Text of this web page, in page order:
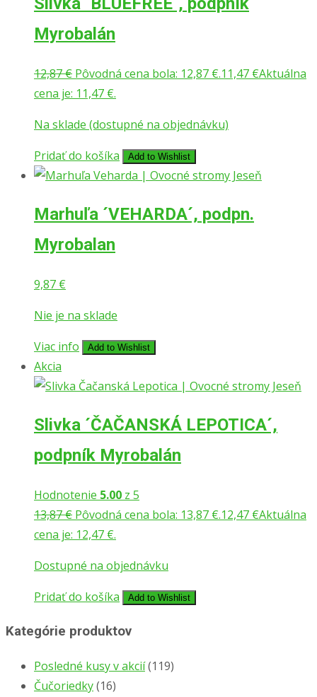
Myrobalán
12,87€ Pôvodná cena bola: 12,87 €.11,47 €Aktuálna
cena je: 11,47 €.
Na sklade (dostupné na objednávku)
Pridať do košíka
Add to Wishlist
Marhuľa ´VEHARDA´, podpn.
Myrobalan
9,87 €
Nie je na sklade
Viac info
Add to Wishlist
Akcia
Slivka ´ČAČANSKÁ LEPOTICA´,
podpník Myrobalán
Hodnotenie 5.00 z 5
13,87€ Pôvodná cena bola: 13,87 €.12,47 €Aktuálna
cena je: 12,47 €.
Dostupné na objednávku
Pridať do košíka
Add to Wishlist
Kategórie produktov
Posledné kusy v akcií(119)
Čučoriedky(16)